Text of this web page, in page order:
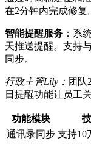
在2分钟内完成修复
智能提醒服务 ：系
天推送提醒。支持
同步。
行政主管Lily： 团队
日提醒功能让员工
功能模块
通讯录同步 支持10